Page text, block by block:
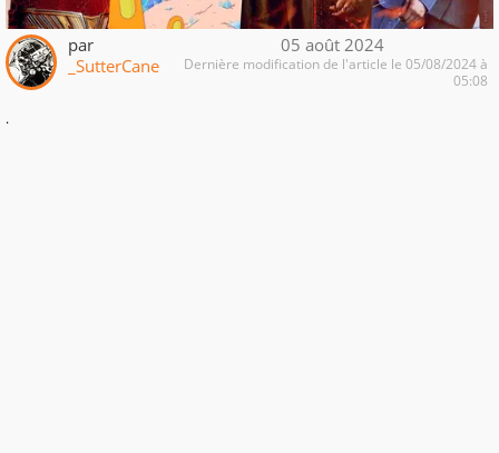
par
_SutterCane
05 août 2024
Dernière modification de l'article le 05/08/2024 à
05:08
.